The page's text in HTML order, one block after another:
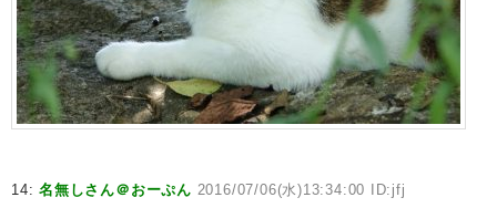
14:名無しさん＠おーぷん 2016/07/06(水)13:34:00 ID:jfj